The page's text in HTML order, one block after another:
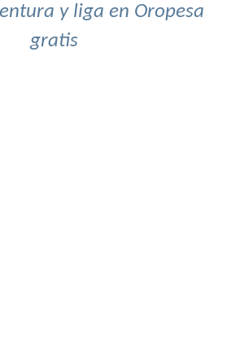
y liga en Oropesa
gratis